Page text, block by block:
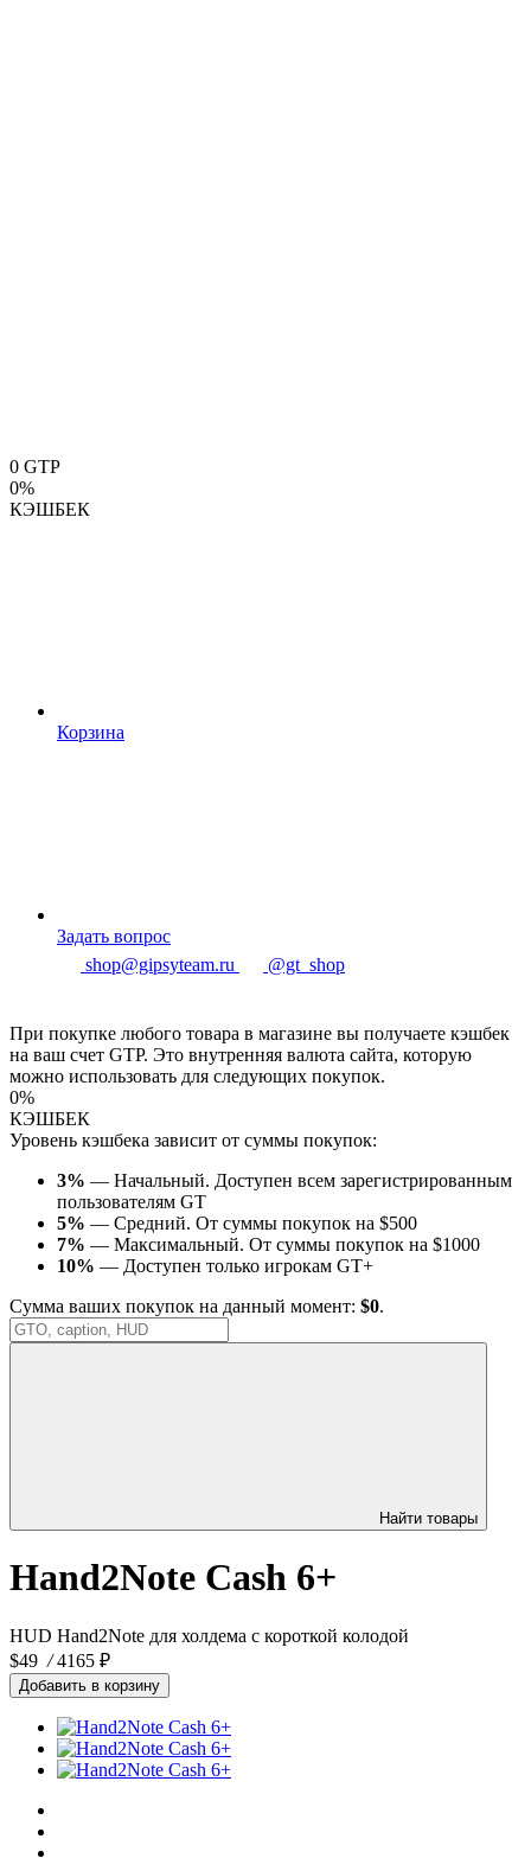
0 GTP
0%
КЭШБЕК
Корзина
Задать вопрос
shop@gipsyteam.ru
@gt_shop
При покупке любого товара в магазине вы получаете кэшбек
на ваш счет GTP. Это внутренняя валюта сайта, которую
можно использовать для следующих покупок.
0%
КЭШБЕК
Уровень кэшбека зависит от суммы покупок:
3% — Начальный. Доступен всем зарегистрированным
пользователям GT
5% — Средний. От суммы покупок на $500
7% — Максимальный. От суммы покупок на $1000
10% — Доступен только игрокам GT+
Сумма ваших покупок на данный момент: $0.
Найти товары
Hand2Note Cash 6+
HUD Hand2Note для холдема с короткой колодой
$49 /4165 ₽
Добавить в корзину